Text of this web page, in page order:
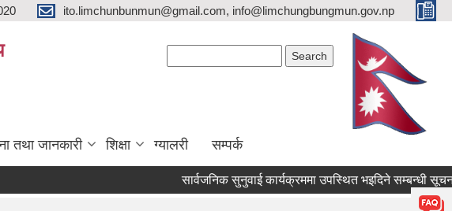
ito.limchunbunmun@gmail.com, info@limchungbungmun.gov.np
तथा जानकारी शिक्षा ग्यालरी सम्पर्क
सार्वजनिक सुनुवाई कार्यक्रममा उपस्थित भइदिने सम्बन्धी सूचना ।